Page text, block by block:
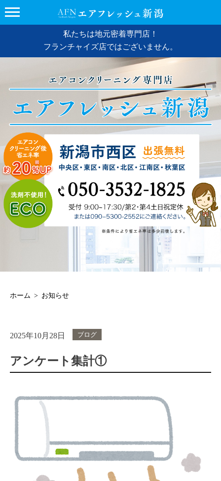
私たちは地元密着専門店！
フランチャイズ店ではございません。
ホーム お知らせ
2025年10月28日 ブログ
アンケート集計①